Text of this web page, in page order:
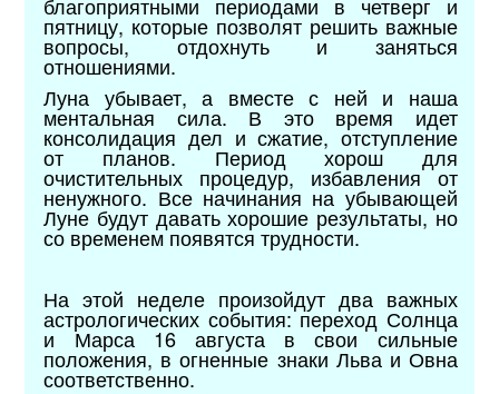
пятницу, которые позволят решить важные
вопросы, отдохнуть и заняться
отношениями.
Луна убывает, а вместе с ней и наша
ментальная сила. В это время идет
консолидация дел и сжатие, отступление
от планов. Период хорош для
очистительных процедур, избавления от
ненужного. Все начинания на убывающей
Луне будут давать хорошие результаты, но
со временем появятся трудности.
На этой неделе произойдут два важных
астрологических события: переход Солнца
и Марса 16 августа в свои сильные
положения, в огненные знаки Льва и Овна
соответственно.